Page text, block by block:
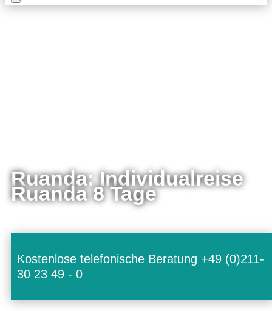
Ruanda: Individualreise
Ruanda 8 Tage
Kostenlose telefonische Beratung +49 (0)211-
30 23 49 - 0